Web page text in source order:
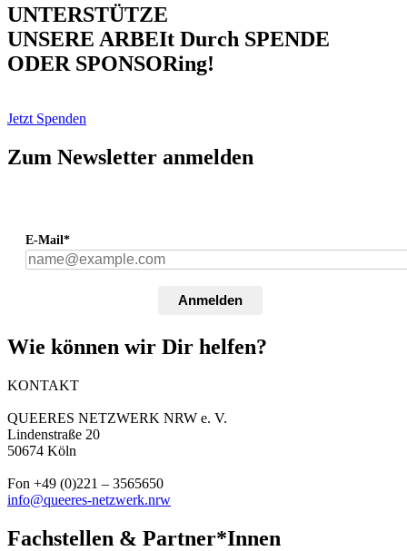
UNTERSTÜTZE
UNSERE ARBEIt Durch SPENDE
ODER SPONSORing!
Jetzt Spenden
Zum Newsletter anmelden
E-Mail*
Anmelden
Wie können wir Dir helfen?
KONTAKT
QUEERES NETZWERK NRW e. V.
Lindenstraße 20
50674 Köln
Fon +49 (0)221 – 3565650
info@queeres-netzwerk.nrw
Fachstellen & Partner*Innen